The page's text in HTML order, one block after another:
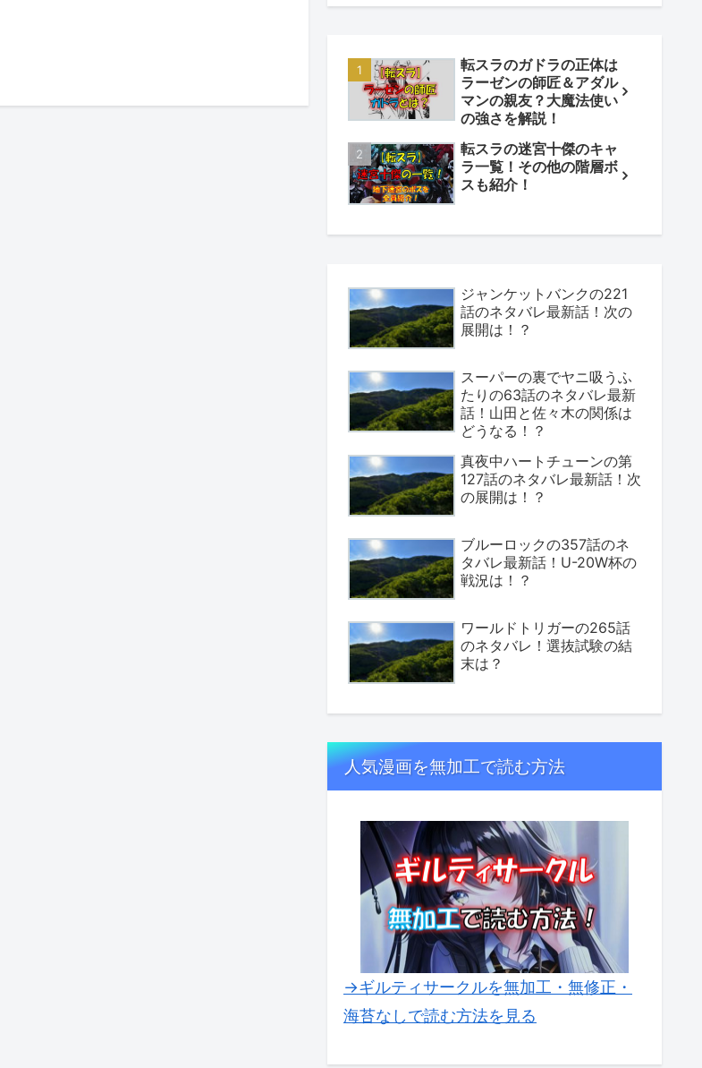
転スラのガドラの正体は
ラーゼンの師匠＆アダル
マンの親友？大魔法使い
の強さを解説！
転スラの迷宮十傑のキャ
ラ一覧！その他の階層ボ
スも紹介！
ジャンケットバンクの221
話のネタバレ最新話！次の
展開は！？
スーパーの裏でヤニ吸うふ
たりの63話のネタバレ最新
話！山田と佐々木の関係は
どうなる！？
真夜中ハートチューンの第
127話のネタバレ最新話！次
の展開は！？
ブルーロックの357話のネ
タバレ最新話！U-20W杯の
戦況は！？
ワールドトリガーの265話
のネタバレ！選抜試験の結
末は？
人気漫画を無加工で読む方法
→ギルティサークルを無加工・無修正・
海苔なしで読む方法を見る